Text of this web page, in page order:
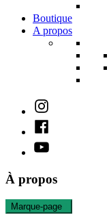
Boutique
A propos
Instagram
Facebook
Youtube
À propos
Marque-page